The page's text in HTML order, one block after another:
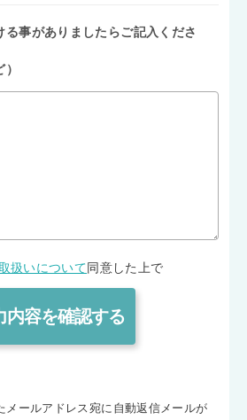
る事がありましたらご記入くださ
扱いについて 同意した上で
ールアドレス宛に自動返信メールが